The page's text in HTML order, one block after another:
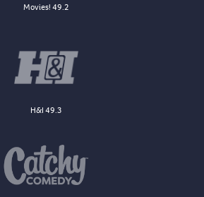
Movies! 49.2
H&I 49.3